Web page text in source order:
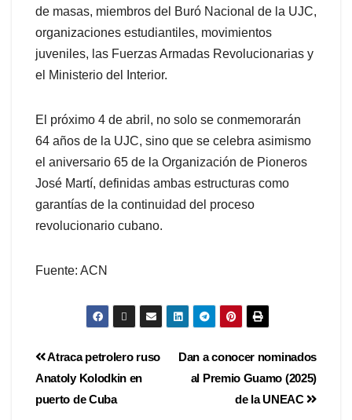
de masas, miembros del Buró Nacional de la UJC,
organizaciones estudiantiles, movimientos
juveniles, las Fuerzas Armadas Revolucionarias y
el Ministerio del Interior.
El próximo 4 de abril, no solo se conmemorarán
64 años de la UJC, sino que se celebra asimismo
el aniversario 65 de la Organización de Pioneros
José Martí, definidas ambas estructuras como
garantías de la continuidad del proceso
revolucionario cubano.
Fuente: ACN
Dan a conocer nominados
al Premio Guamo (2025)
de la UNEAC
Atraca petrolero ruso
Anatoly Kolodkin en
puerto de Cuba